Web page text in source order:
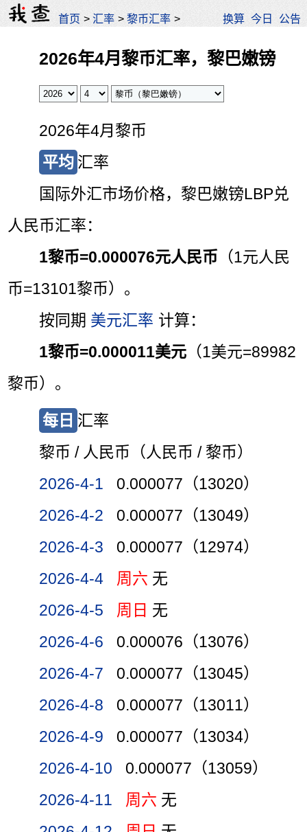
首页 >汇率 >黎币汇率 > 换算 今日 公告
2026年4月黎币汇率，黎巴嫩镑
2026年4月黎币
平均 汇率
国际外汇市场价格，黎巴嫩镑LBP兑
人民币汇率：
1黎币=0.000076元人民币 （1元人民
币=13101黎币）。
按同期 美元汇率 计算：
1黎币=0.000011美元 （1美元=89982
黎币）。
每日 汇率
黎币 / 人民币（人民币 / 黎币）
2026-4-1
0.000077（13020）
2026-4-2
0.000077（13049）
2026-4-3
0.000077（12974）
2026-4-4
周六 无
2026-4-5
周日 无
2026-4-6
0.000076（13076）
2026-4-7
0.000077（13045）
2026-4-8
0.000077（13011）
2026-4-9
0.000077（13034）
2026-4-10
0.000077（13059）
2026-4-11
周六 无